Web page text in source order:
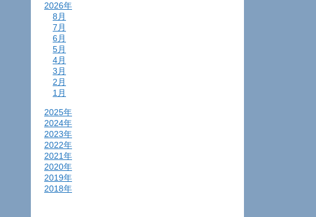
2026年
8月
7月
6月
5月
4月
3月
2月
1月
2025年
2024年
2023年
2022年
2021年
2020年
2019年
2018年